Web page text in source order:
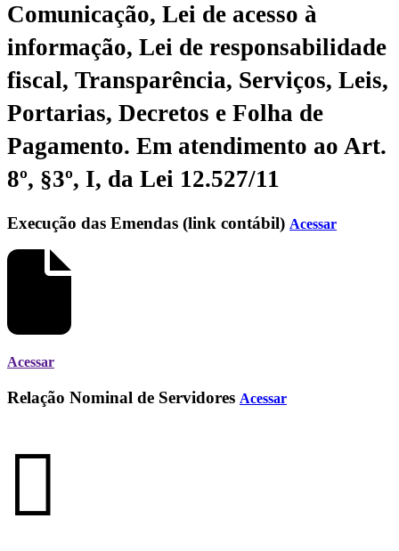
Comunicação, Lei de acesso à
informação, Lei de responsabilidade
fiscal, Transparência, Serviços, Leis,
Portarias, Decretos e Folha de
Pagamento. Em atendimento ao Art.
8º, §3º, I, da Lei 12.527/11
Execução das Emendas (link contábil) Acessar
Acessar
Relação Nominal de Servidores Acessar